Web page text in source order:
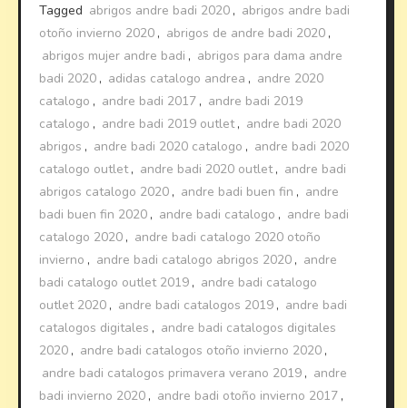
Tagged abrigos andre badi 2020 , abrigos andre badi
otoño invierno 2020 , abrigos de andre badi 2020 ,
abrigos mujer andre badi , abrigos para dama andre
badi 2020 , adidas catalogo andrea , andre 2020
catalogo , andre badi 2017 , andre badi 2019
catalogo , andre badi 2019 outlet, andre badi 2020
abrigos , andre badi 2020 catalogo , andre badi 2020
catalogo outlet, andre badi 2020 outlet, andre badi
abrigos catalogo 2020 , andre badi buen fin , andre
badi buen fin 2020 , andre badi catalogo , andre badi
catalogo 2020 , andre badi catalogo 2020 otoño
invierno , andre badi catalogo abrigos 2020 , andre
badi catalogo outlet 2019 , andre badi catalogo
outlet 2020 , andre badi catalogos 2019 , andre badi
catalogos digitales , andre badi catalogos digitales
2020 , andre badi catalogos otoño invierno 2020 ,
andre badi catalogos primavera verano 2019 , andre
badi invierno 2020 , andre badi otoño invierno 2017 ,